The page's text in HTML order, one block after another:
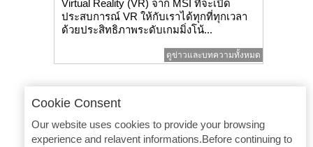
Virtual Reality (VR) จาก MSI ที่จะเปิด
ประสบการณ์ VR ให้กับเราได้ทุกที่ทุกเวลา
ด้วยประสิทธิภาพระดับเกมมิ่งโน้...
ดูข่าวและบทความทั้งหมด
Cookie Consent
Our website uses cookies to provide your browsing
experience and relavent informations.Before continuing to